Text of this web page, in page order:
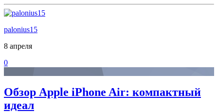
palonius15
8 апреля
0
Обзор Apple iPhone Air: компактный
идеал